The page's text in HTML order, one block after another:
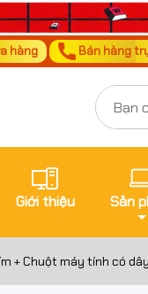
hàng Bán hàng
Giới thiệu Sản
+ Chuột máy tính có dây